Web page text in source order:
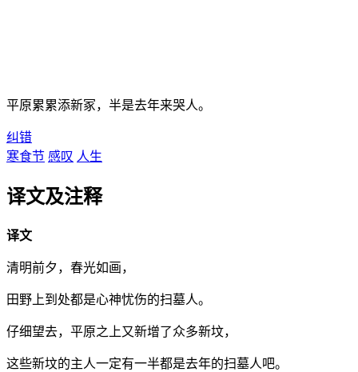
平原累累添新冢，半是去年来哭人。
纠错
寒食节 感叹 人生
译文及注释
译文
清明前夕，春光如画，
田野上到处都是心神忧伤的扫墓人。
仔细望去，平原之上又新增了众多新坟，
这些新坟的主人一定有一半都是去年的扫墓人吧。